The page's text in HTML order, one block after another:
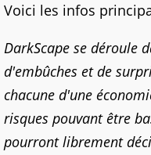
Voici les infos
DarkScape se déroule
d'embûches et de
chacune d'une
risques pouvant être
pourront librement